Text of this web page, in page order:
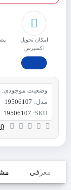
امکان تحویل
اکسپرس
وضعیت موجودی:
مدل: 19506107
SKU:
19506107
0 نظر
معرفی